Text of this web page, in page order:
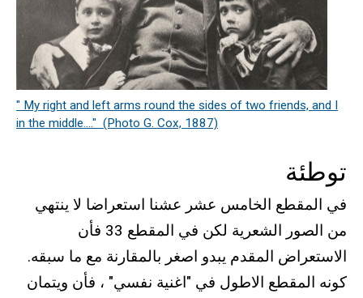
" My right and left arms round the sides of two friends, and I
in the middle...." (Photo G. Cox, 1887)
توطئة
في المقطع الخامس عشر عشنا استعراضا لا ينتهي
من الصور الشعرية لكن في المقطع 33 فأن
الاستعراض المقدم يبدو اصغر بالمقارنة مع ما سبقه.
كونه المقطع الاطول في "اغنية نفسي" ، فأن ويتمان